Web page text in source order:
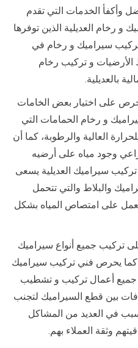
وأكفأ الخدمات التي تقدم
رخام العديلية الذين توفرها
سيراميك و رخام في
الأرضيات و تركيب رخام
بالعديلية.
على اختيار بعض الخامات
و رخام الحمامات التي
العالية والرطوبة، كما أن
وجود مياه على أرضيه
سيراميك العديلية يسعى
والبلاط والتي تتحمل
تعمل على امتصاص المياه بشكل
تركيب جميع أنواع سيراميك
كما يحرص فني تركيب سيراميك
جميع أعمال تركيب و تشطيب
بين قطع السيراميك لتجنب
في العديد من المشاكل
وثقة العملاء بهم.